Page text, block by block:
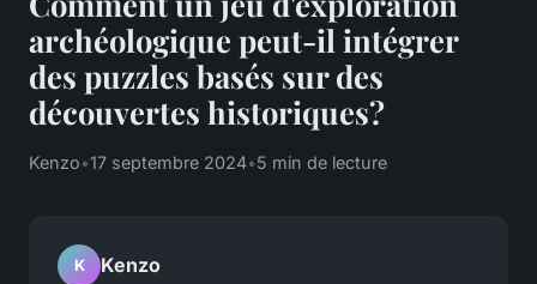
archéologique peut-il intégrer
des puzzles basés sur des
découvertes historiques?
Kenzo•17 septembre 2024•5 min de lecture
K Kenzo